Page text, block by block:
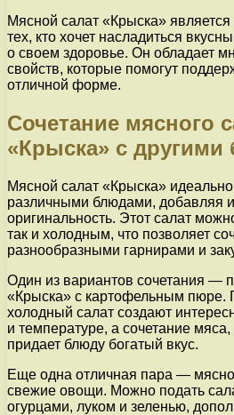
Мясной салат «Крыска»
тех, кто хочет насладиться
о своем здоровье. Он обладает
свойств, которые помогут
отличной форме.
Сочетание мясного
«Крыска» с
Мясной салат «Крыска» идеально
различными блюдами, добавляя
оригинальность. Этот салат
так и холодным, что позволяет
разнообразными гарнирами и
Один из вариантов сочетания —
«Крыска» с картофельным пюре.
холодный салат создают
и температуре, а сочетание
придает блюду богатый вкус.
Еще одна отличная пара —
свежие овощи. Можно подать
огурцами, луком и зеленью,